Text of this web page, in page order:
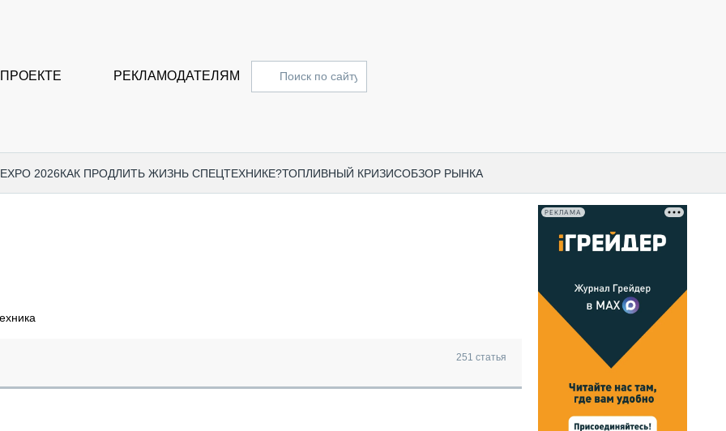
РЕКЛАМОДАТЕЛЯМ
2026КАК ПРОДЛИТЬ ЖИЗНЬ СПЕЦТЕХНИКЕ?ТОПЛИВНЫЙ КРИЗИСОБЗОР РЫНКА
КОМТРАНС 2021
БЛИЖАЙШИЕ МЕРОПРИЯТИЯ
ПАССАЖИРСКИЙ ТРАНСПОРТ
251 статья
РЕКЛАМА